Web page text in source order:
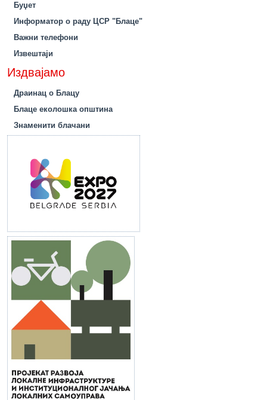
Буџет
Информатор о раду ЦСР "Блаце"
Важни телефони
Извештаји
Издвајамо
Драинац о Блацу
Блаце еколошка општина
Знаменити блачани